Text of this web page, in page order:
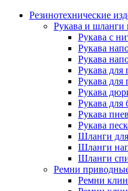
Резинотехнические
Рукава и
Рукава с
Рукава
Рукава
Рукава для
Рукава для
Рукава
Рукава для
Рукава
Рукава
Шланги
Шланги
Шланги
Ремни
Ремни